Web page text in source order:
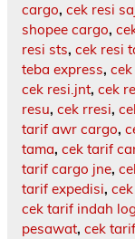
cargo, cek resi
shopee cargo,
resi sts, cek resi
teba express,
cek resi.jnt, cek
resu, cek rresi,
tarif awr cargo,
tama, cek tarif
tarif cargo jne,
tarif expedisi,
cek tarif indah
pesawat, cek